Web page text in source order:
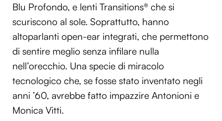
Blu Profondo, e lenti Transitions® che si
scuriscono al sole. Soprattutto, hanno
altoparlanti open-ear integrati, che permettono
di sentire meglio senza infilare nulla
nell’orecchio. Una specie di miracolo
tecnologico che, se fosse stato inventato negli
anni ’60, avrebbe fatto impazzire Antonioni e
Monica Vitti.